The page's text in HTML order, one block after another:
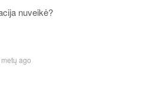
nuveikė?
ago